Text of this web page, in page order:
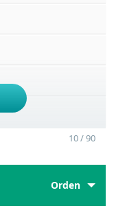
10 / 90
Orden